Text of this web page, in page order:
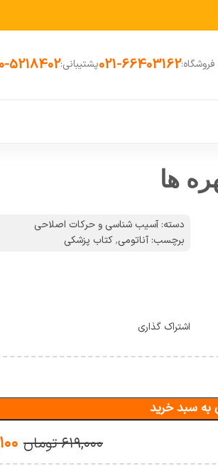
فروشگاه:021-66403162پشتیبانی:5218402
ها
دسته: آسیب شناسی و حرکات اصلاحی
برچسب: آناتومی, کتاب پزشکی
اشتراک گذاری
به سبد خرید
۶۱۹,۰۰۰ تومان